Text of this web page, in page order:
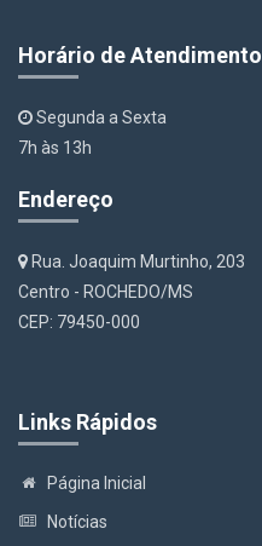
Horário de Atendimento
Segunda a Sexta
7h às 13h
Endereço
Rua. Joaquim Murtinho, 203
Centro - ROCHEDO/MS
CEP: 79450-000
Links Rápidos
Página Inicial
Notícias